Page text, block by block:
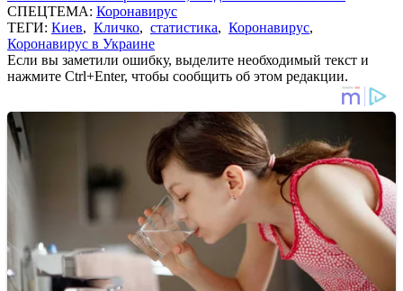
СПЕЦТЕМА: Коронавирус
ТЕГИ: Киев, Кличко, статистика, Коронавирус,
Коронавирус в Украине
Если вы заметили ошибку, выделите необходимый текст и
нажмите Ctrl+Enter, чтобы сообщить об этом редакции.